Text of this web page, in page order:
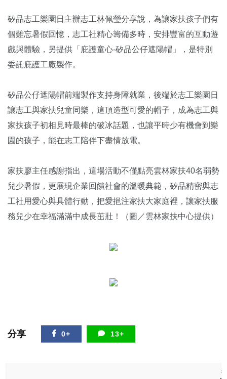
矽品志工樂園日主辦志工林佩瑩分享說，為讓家扶孩子們有
個難忘暑假回憶，志工社精心籌備多時，安排豐富的互動遊
戲與體驗，另提供「庇護童心-矽品公仔遮陽帽」，是特別
委託庇護工廠製作。
矽品公仔遮陽帽前端製作支持身障就業，後端於志工樂園日
讓志工與家扶兒童同樂，這頂造型可愛的帽子，成為志工與
家扶孩子初相見時最棒的破冰話題，也讓平時少有機會到樂
園的孩子，能在志工陪伴下盡情放電。
家扶廖主任感謝指出，這場活動不僅點亮雲林家扶40名弱勢
兒少暑假，更展現企業回饋社會的溫暖典範，矽品精密與志
工社用愛心與具體行動，把愛挹注家扶大家庭裡，讓家扶服
務兒少在幸福滿滿中成長茁壯！（圖／雲林家扶中心提供）
分享 0+ 13+